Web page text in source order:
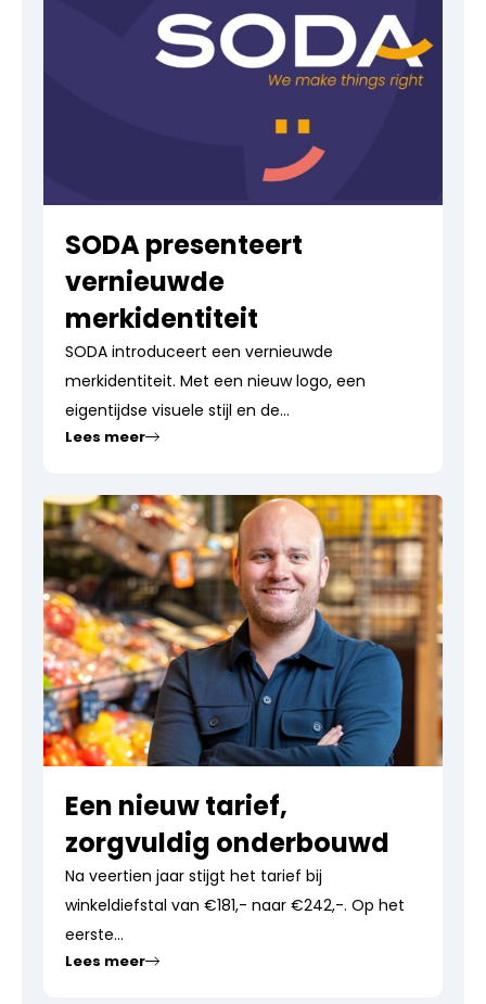
SODA presenteert
vernieuwde
merkidentiteit
SODA introduceert een vernieuwde
merkidentiteit. Met een nieuw logo, een
eigentijdse visuele stijl en de...
Lees meer
Een nieuw tarief,
zorgvuldig onderbouwd
Na veertien jaar stijgt het tarief bij
winkeldiefstal van €181,- naar €242,-. Op het
eerste...
Lees meer